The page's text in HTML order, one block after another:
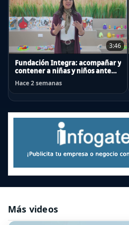
3:46
Fundación Integra: acompañar y
contener a niñas y niños ante
emergencias
Hace 2 semanas
Más videos